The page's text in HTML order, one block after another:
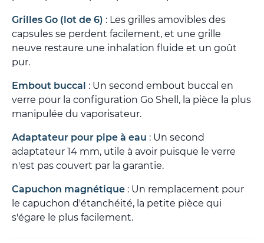
Grilles Go (lot de 6) : Les grilles amovibles des
capsules se perdent facilement, et une grille
neuve restaure une inhalation fluide et un goût
pur.
Embout buccal : Un second embout buccal en
verre pour la configuration Go Shell, la pièce la plus
manipulée du vaporisateur.
Adaptateur pour pipe à eau : Un second
adaptateur 14 mm, utile à avoir puisque le verre
n'est pas couvert par la garantie.
Capuchon magnétique : Un remplacement pour
le capuchon d'étanchéité, la petite pièce qui
s'égare le plus facilement.